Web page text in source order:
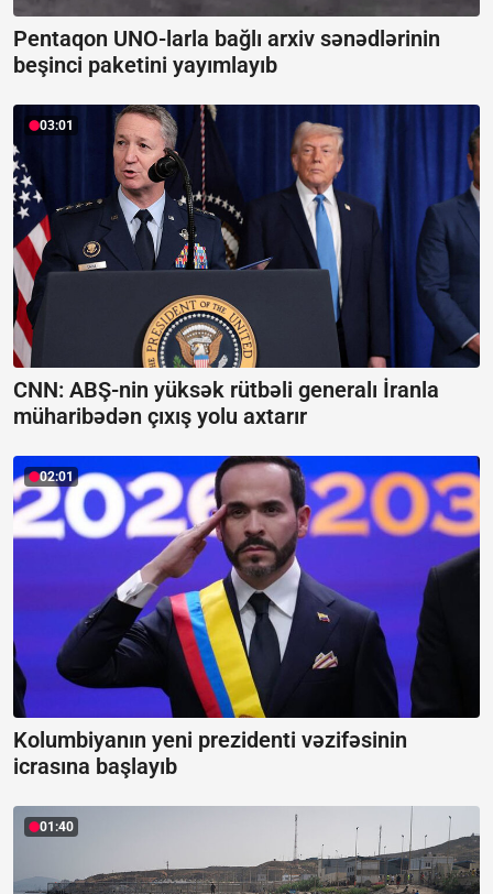
Pentaqon UNO-larla bağlı arxiv sənədlərinin
beşinci paketini yayımlayıb
03:01
CNN: ABŞ-nin yüksək rütbəli generalı İranla
müharibədən çıxış yolu axtarır
02:01
Kolumbiyanın yeni prezidenti vəzifəsinin
icrasına başlayıb
01:40